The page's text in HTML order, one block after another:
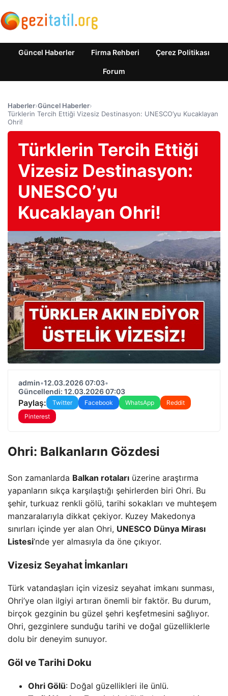
Güncel Haberler Firma Rehberi Çerez Politikası
Forum
Haberler›Güncel Haberler›
Türklerin Tercih Ettiği Vizesiz Destinasyon: UNESCO’yu Kucaklayan
Ohri!
Türklerin Tercih Ettiği
Vizesiz Destinasyon:
UNESCO’yu
Kucaklayan Ohri!
admin•12.03.2026 07:03•
Güncellendi: 12.03.2026 07:03
Paylaş: Twitter Facebook WhatsApp
Reddit
Pinterest
Ohri: Balkanların Gözdesi
Son zamanlarda Balkan rotaları üzerine araştırma
yapanların sıkça karşılaştığı şehirlerden biri Ohri. Bu
şehir, turkuaz renkli gölü, tarihi sokakları ve muhteşem
manzaralarıyla dikkat çekiyor. Kuzey Makedonya
sınırları içinde yer alan Ohri, UNESCO Dünya Mirası
Listesi’nde yer almasıyla da öne çıkıyor.
Vizesiz Seyahat İmkanları
Türk vatandaşları için vizesiz seyahat imkanı sunması,
Ohri’ye olan ilgiyi artıran önemli bir faktör. Bu durum,
birçok gezginin bu güzel şehri keşfetmesini sağlıyor.
Ohri, gezginlere sunduğu tarihi ve doğal güzelliklerle
dolu bir deneyim sunuyor.
Göl ve Tarihi Doku
Ohri Gölü: Doğal güzellikleri ile ünlü.